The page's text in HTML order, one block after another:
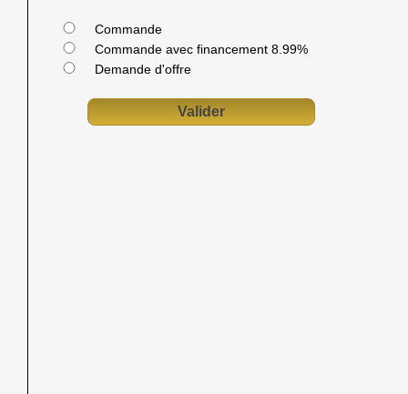
Commande
Commande avec financement 8.99%
Demande d'offre